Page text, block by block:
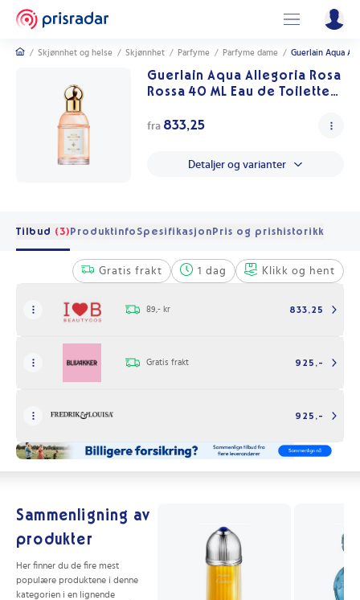
/ Skjønnhet og helse / Skjønnhet / Parfyme / Parfyme dame / Guerlain Aqua
Guerlain Aqua Allegoria Rosa
Rossa 40 ML Eau de Toilette
fra 833,25
Detaljer og varianter
Tilbud (3)Produktinfo SpesifikasjonPris og prishistorikk
Gratis frakt 1 dag Klikk og hent
89,- kr 833,25
Gratis frakt 925,-
925,-
Sammenligning av
produkter
Her finner du de fire mest
populære produktene i denne
kategorien i en lignende